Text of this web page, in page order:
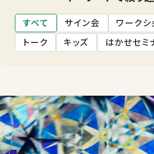
すべて サイン会
ワークシ
トーク
キッズ はかせセミ